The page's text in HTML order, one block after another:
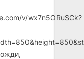
v/wx7n5ORuSCk?